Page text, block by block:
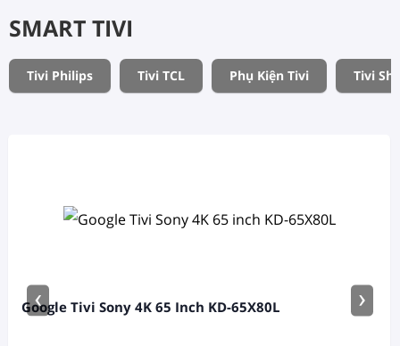
SMART TIVI
Tivi Philips Tivi TCL Phụ Kiện Tivi Tivi
Google Tivi Sony 4K 65 Inch KD-65X80L
‹ ›